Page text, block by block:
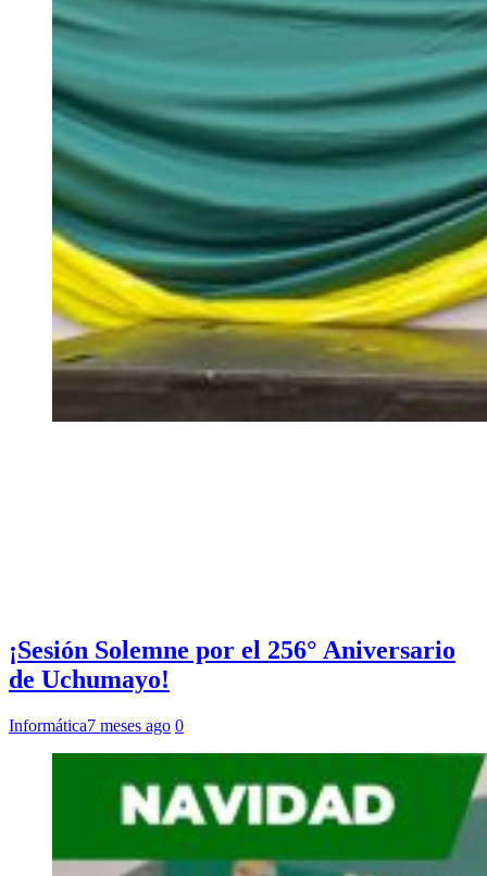
¡Sesión Solemne por el 256° Aniversario
de Uchumayo!
Informática7 meses ago 0